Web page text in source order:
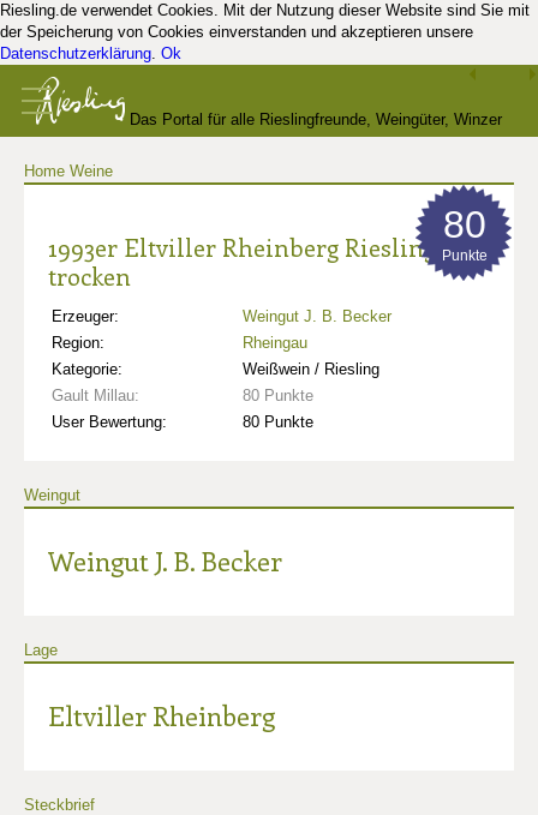
Riesling.de verwendet Cookies. Mit der Nutzung dieser Website sind Sie mit
der Speicherung von Cookies einverstanden und akzeptieren unsere
Datenschutzerklärung. Ok
Das Portal für alle Rieslingfreunde, Weingüter, Winzer
Home Weine
1993er Eltviller Rheinberg Riesling
trocken
Erzeuger:
Weingut J. B. Becker
Region:
Rheingau
Kategorie:
Weißwein / Riesling
Gault Millau:
80 Punkte
User Bewertung:
80 Punkte
80
Punkte
Weingut
Weingut J. B. Becker
Lage
Eltviller Rheinberg
Steckbrief